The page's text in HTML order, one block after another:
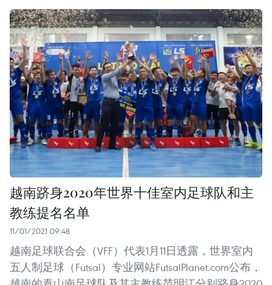
越南跻身2020年世界十佳室内足球队和主
教练提名名单
11/01/2021 09:48
越南足球联合会（VFF）代表1月11日透露，世界室内
五人制足球（Futsal）专业网站FutsalPlanet.com公布，